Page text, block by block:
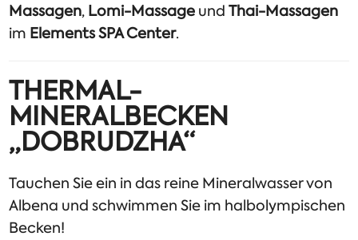
Massagen, Lomi-Massage undThai-Massagen
im Elements SPA Center.
THERMAL-
MINERALBECKEN
„DOBRUDZHA“
Tauchen Sie ein in das reine Mineralwasser von
Albena und schwimmen Sie im halbolympischen
Becken!